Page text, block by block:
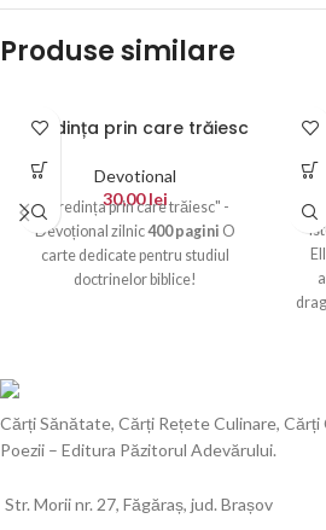
Produse similare
Credința prin care trăiesc
Devotional
30,00lei
"Credința prin care trăiesc" -
Devoțional zilnic400 pagini O
carte dedicate pentru studiul
doctrinelor biblice!
Cărți Sănătate, Cărți Rețete Culinare, Cărți
Poezii – Editura Păzitorul Adevărului.
Str. Morii nr. 27, Făgăraș, jud. Brașov